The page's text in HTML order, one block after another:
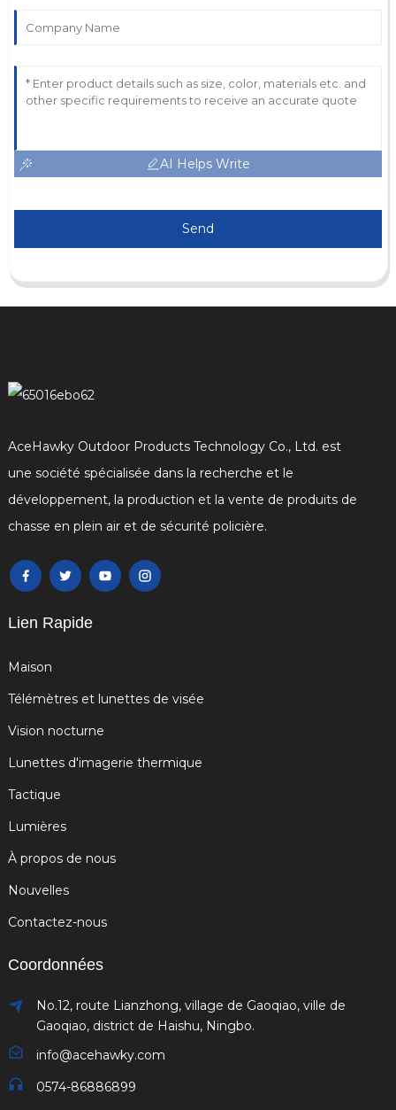
AI Helps Write
Send
AceHawky Outdoor Products Technology Co., Ltd. est
une société spécialisée dans la recherche et le
développement, la production et la vente de produits de
chasse en plein air et de sécurité policière.
Lien Rapide
Maison
Télémètres et lunettes de visée
Vision nocturne
Lunettes d'imagerie thermique
Tactique
Lumières
À propos de nous
Nouvelles
Contactez-nous
Coordonnées
No.12, route Lianzhong, village de Gaoqiao, ville de
Gaoqiao, district de Haishu, Ningbo.
info@acehawky.com
0574-86886899